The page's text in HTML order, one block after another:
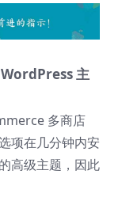
主
多商店
项在几分钟内安
高级主题，因此